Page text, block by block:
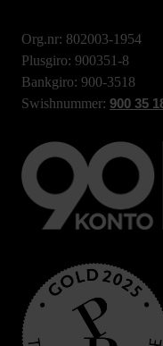
Org.nr: 802003-1954
Plusgiro: 900351-8
Bankgiro: 900-3518
Swishnummer: 900 35